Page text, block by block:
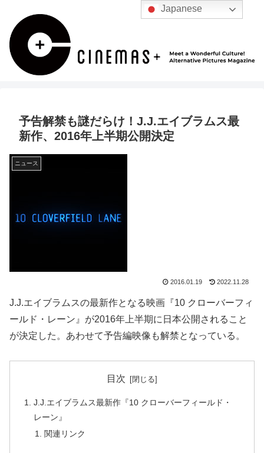
予告解禁も謎だらけ！J.J.エイブラムス最
新作、2016年上半期公開決定
ニュース
2016.01.19 2022.11.28
J.J.エイブラムスの最新作となる映画『10 クローバーフィ
ールド・レーン』が2016年上半期に日本公開されること
が決定した。あわせて予告編映像も解禁となっている。
目次
J.J.エイブラムス最新作『10 クローバーフィールド・
レーン』
関連リンク
Japanese